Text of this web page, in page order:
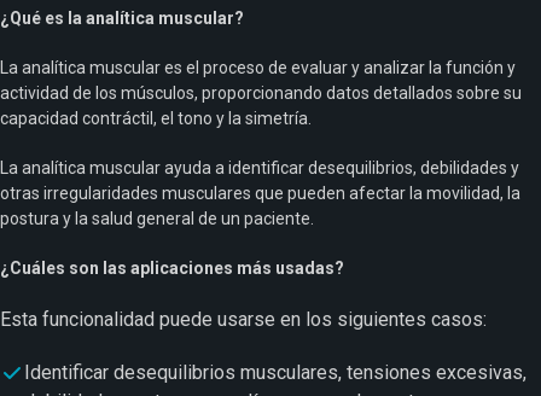
¿Qué es la analítica muscular?
La analítica muscular es el proceso de evaluar y analizar la función y
actividad de los músculos, proporcionando datos detallados sobre su
capacidad contráctil, el tono y la simetría.
La analítica muscular ayuda a identificar desequilibrios, debilidades y
otras irregularidades musculares que pueden afectar la movilidad, la
postura y la salud general de un paciente.
¿Cuáles son las aplicaciones más usadas?
Esta funcionalidad puede usarse en los siguientes casos:
Identificar desequilibrios musculares, tensiones excesivas,